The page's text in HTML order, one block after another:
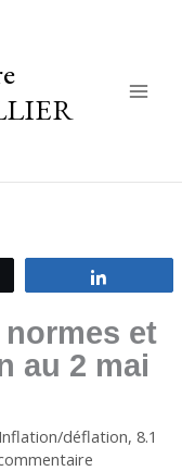
et
au 2 mai
déflation, 8.1